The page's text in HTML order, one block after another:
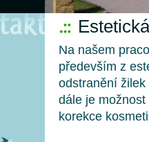
Na našem
především z
odstranění
dále je
korekce